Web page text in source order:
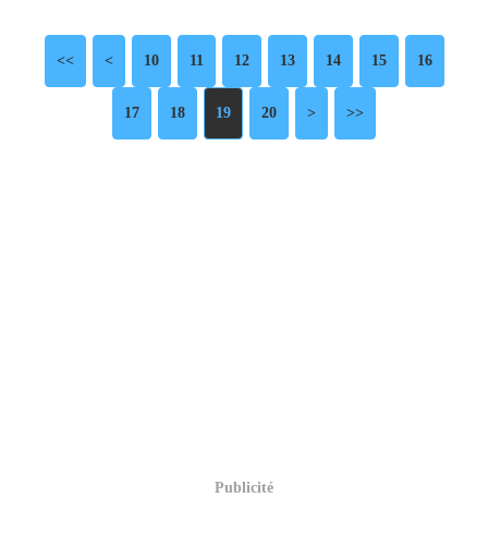
<< < 10 11 12 13 14 15 16
17 18 19 20 > >>
Publicité